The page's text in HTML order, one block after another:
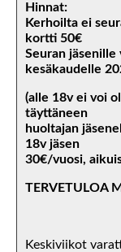
Hinnat:
Kerhoilta ei
kortti 50€
Seuran
kesäkaudelle
(alle 18v ei voi
täyttäneen
huoltajan
18v jäsen
30€/vuosi,
TERVETULOA
Keskiviikot